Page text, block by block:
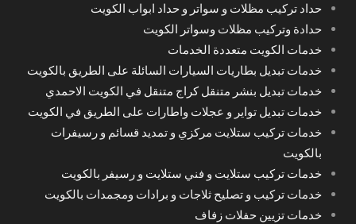
حداد تركيب مظلات و سواتر و حداد ابواب الكويت
حدادة وتركيب مظلات وسواتر الكويت
خدمات الكويت متعددة الخدمات
خدمات تبديل بطاريات السيارات السائلة على الطريق بالكويت
خدمات تبديل بنشر متنقل كراج متنقل في الكويت الاحمدي
خدمات تبديل تواير و عجلات واطارات على الطريق في الكويت
خدمات تركيب ستلايت مركزي و تمديد قسائم و رسيفرات
بالكويت
خدمات تركيب ستلايت و فني ستلايت و رسيفر بالكويت
خدمات تركيب و تصليح ثلاجات و برادات ومجمدات بالكويت
خدمات تزيين حفلات زفاف